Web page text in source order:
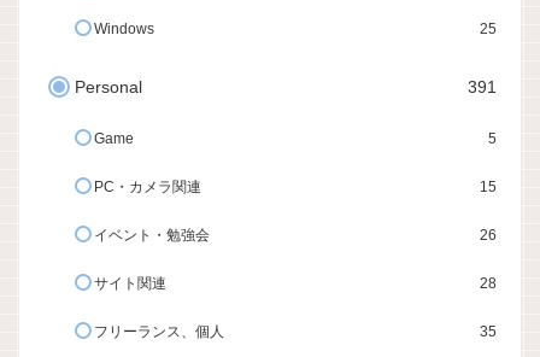
Windows 25
Personal 391
Game 5
PC・カメラ関連 15
イベント・勉強会 26
サイト関連 28
フリーランス、個人 35